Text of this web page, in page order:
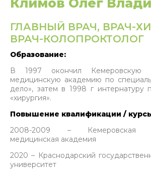
Климов Олег
ГЛАВНЫЙ ВРАЧ, ВРАЧ-
ВРАЧ-КОЛОПРОКТОЛОГ
Образование:
В 1997 окончил Кемеровскую
медицинскую академию по
дело», затем в 1998 г интернатуру
«хирургия».
Повышение квалификации /
2008-2009 – Кемеровская
медицинская академия
2020 – Краснодарский
университет